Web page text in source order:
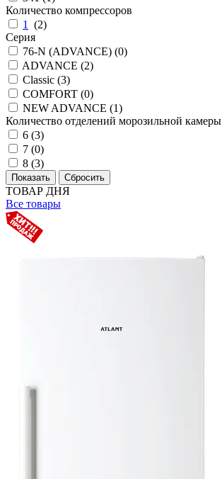
Количество компрессоров
1
(2)
Серия
76-N (ADVANCE) (0)
ADVANCE (2)
Classic (3)
COMFORT (0)
NEW ADVANCE (1)
Количество отделений морозильной камеры
6 (3)
7 (0)
8 (3)
ТОВАР ДНЯ
Все товары